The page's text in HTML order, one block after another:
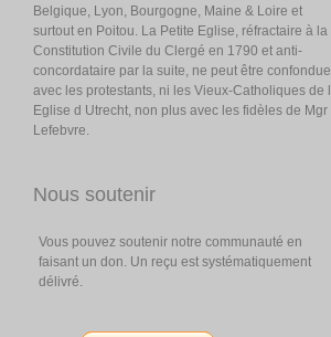
Belgique, Lyon, Bourgogne, Maine & Loire et
surtout en Poitou. La Petite Eglise, réfractaire à la
Constitution Civile du Clergé en 1790 et anti-
concordataire par la suite, ne peut être confondue
avec les protestants, ni les Vieux-Catholiques de l
Eglise d Utrecht, non plus avec les fidèles de Mgr
Lefebvre.
Nous soutenir
Vous pouvez soutenir notre communauté en
faisant un don. Un reçu est systématiquement
délivré.